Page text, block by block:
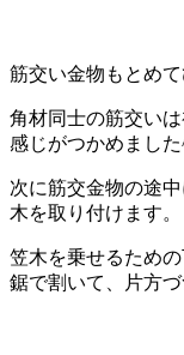
筋交い金物もとめて
角材同士の筋交い
感じがつかめまし
次に筋交金物の途
木を取り付けます。
笠木を乗せるため
鋸で割いて、片方